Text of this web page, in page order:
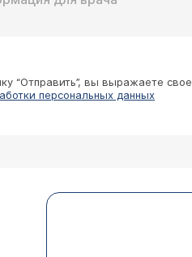
“Отправить”, вы выражаете
персональных данных